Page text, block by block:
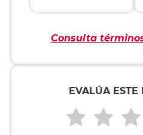
Consulta
EVALÚA ESTE